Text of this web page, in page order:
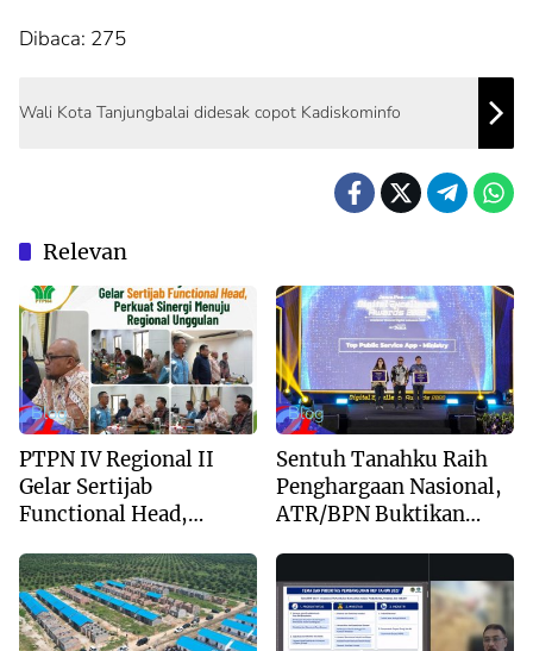
Dibaca: 275
Wali Kota Tanjungbalai didesak copot Kadiskominfo
Relevan
Blog
PTPN IV Regional II
Gelar Sertijab
Functional Head,
Regional Unggulan
Blog
Sentuh Tanahku Raih
Penghargaan Nasional,
ATR/BPN Buktikan